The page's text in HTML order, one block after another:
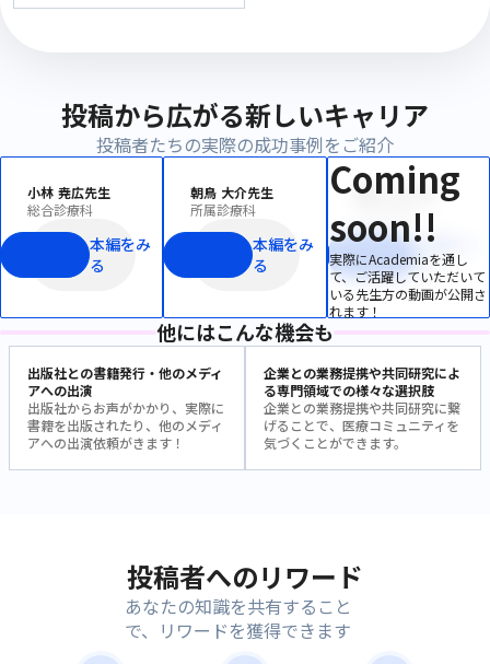
投稿から広がる新しいキャリア
投稿者たちの実際の成功事例をご紹介
小林 尭広先生
総合診療科
本編をみ
る
朝鳥 大介先生
所属診療科
本編をみ
る
朝鳥 大介先生
所属診療科
本編をみ
る
Coming
soon!!
実際にAcademiaを通し
て、ご活躍していただいて
いる先生方の動画が公開さ
れます！
他にはこんな機会も
出版社との書籍発行・他のメディ
アへの出演
出版社からお声がかかり、実際に
書籍を出版されたり、他のメディ
アへの出演依頼がきます！
企業との業務提携や共同研究によ
る専門領域での様々な選択肢
企業との業務提携や共同研究に繋
げることで、医療コミュニティを
気づくことができます。
投稿者へのリワード
あなたの知識を共有すること
で、リワードを獲得できます